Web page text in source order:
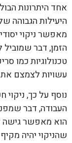
אחד היתרונות
היעילות הגבוהה
מאפשר ניקוי
הזמן, דבר שמוביל
טכנולוגיות כמו
עשויות לצמצם את
נוסף על כך,
העבודה, דבר
הוא מאפשר גישה
שהניקוי יהיה מקיף